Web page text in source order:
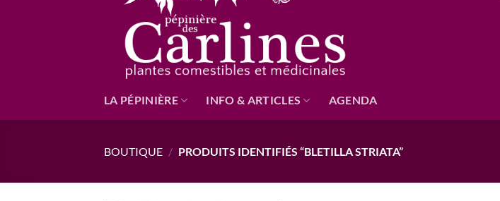
LA PÉPINIÈRE INFO & ARTICLES AGENDA
BOUTIQUE / PRODUITS IDENTIFIÉS “BLETILLA STRIATA”